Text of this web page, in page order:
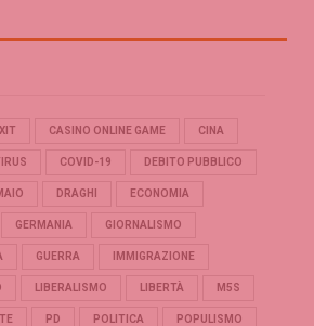
CASINO ONLINE GAME CINA
COVID-19 DEBITO PUBBLICO
DRAGHI ECONOMIA
GERMANIA GIORNALISMO
GUERRA IMMIGRAZIONE
LIBERALISMO LIBERTÀ M5S
PD POLITICA POPULISMO